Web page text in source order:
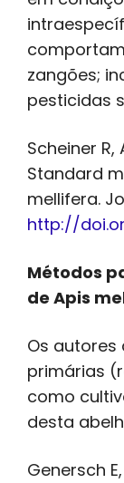
zangões;
pesticidas
Scheiner
Standard
mellifera.
http://
Métodos
de Apis
Os
primárias
como
desta
Genersch